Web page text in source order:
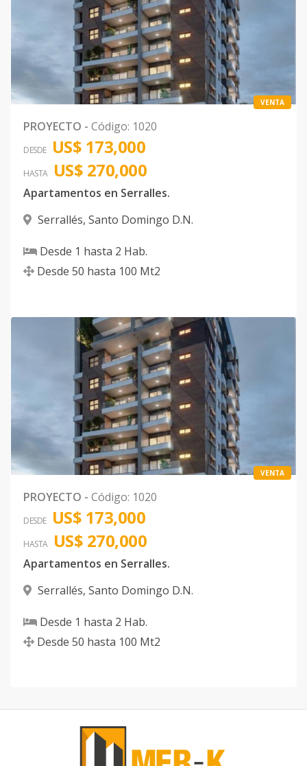
VENTA
PROYECTO - Código: 1020
DESDE US$ 173,000
HASTA US$ 270,000
Apartamentos en Serralles.
Serrallés, Santo Domingo D.N.
Desde 1 hasta 2 Hab.
Desde 50 hasta 100 Mt2
VENTA
PROYECTO - Código: 1020
DESDE US$ 173,000
HASTA US$ 270,000
Apartamentos en Serralles.
Serrallés, Santo Domingo D.N.
Desde 1 hasta 2 Hab.
Desde 50 hasta 100 Mt2